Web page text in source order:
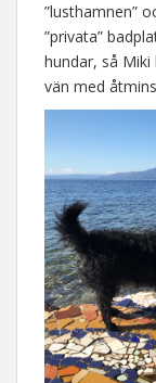
”lusthamnen”
”privata”
hundar, så
vän med